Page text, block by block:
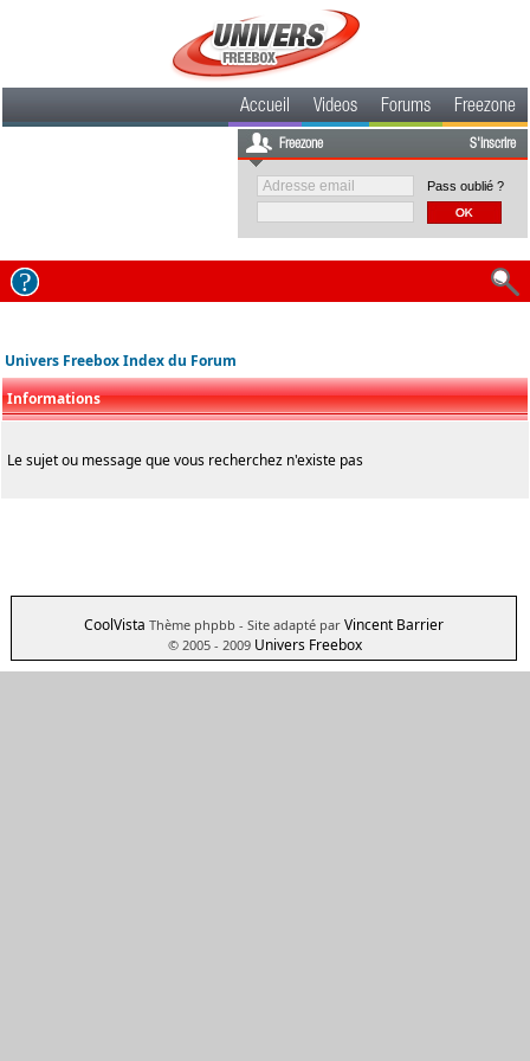
Accueil Videos Forums Freezone
Freezone S'inscrire
Pass oublié ?
Univers Freebox Index du Forum
Informations
Le sujet ou message que vous recherchez n'existe pas
CoolVista Thème phpbb - Site adapté par Vincent Barrier
© 2005 - 2009 Univers Freebox